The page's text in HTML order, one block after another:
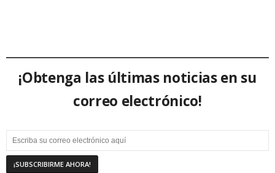
¡Obtenga las últimas noticias en su
correo electrónico!